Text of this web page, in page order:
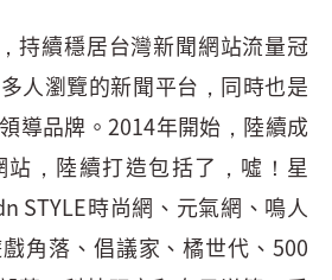
持續穩居台灣新聞網站流量冠
人瀏覽的新聞平台，同時也是
導品牌。2014年開始，陸續成
，陸續打造包括了，噓！星
STYLE時尚網、元氣網、鳴人
角落、倡議家、橘世代、500